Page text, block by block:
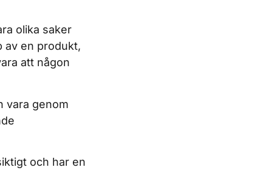
olika saker
av en produkt,
att någon
vara genom
och har en